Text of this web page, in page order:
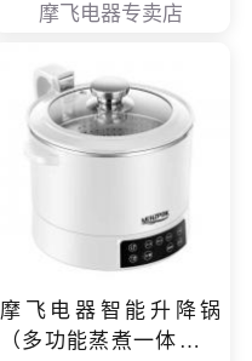
摩飞电器专卖店
摩飞电器智能升降锅
（多功能蒸煮一体锅）